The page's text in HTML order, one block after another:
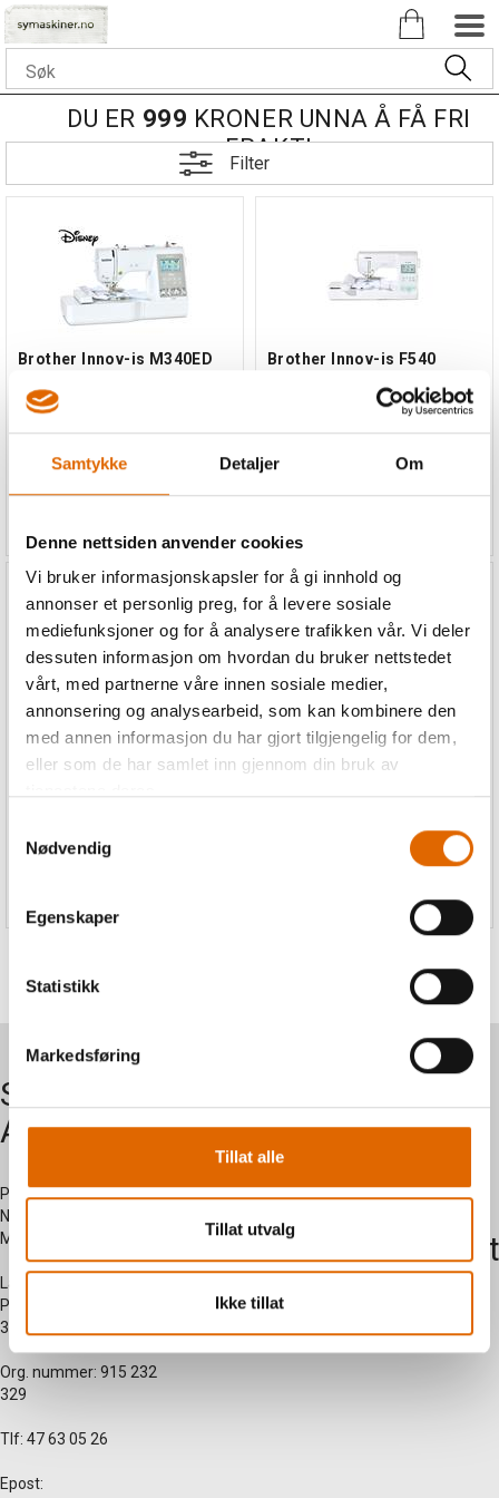
Samtykke Detaljer Om
Denne nettsiden anvender cookies
Vi bruker informasjonskapsler for å gi innhold og
annonser et personlig preg, for å levere sosiale
mediefunksjoner og for å analysere trafikken vår. Vi deler
dessuten informasjon om hvordan du bruker nettstedet
vårt, med partnerne våre innen sosiale medier,
annonsering og analysearbeid, som kan kombinere den
med annen informasjon du har gjort tilgjengelig for dem,
eller som de har samlet inn gjennom din bruk av
Nødvendig
Egenskaper
Statistikk
Markedsføring
Tillat alle
Tillat utvalg
Ikke tillat
DU ER 999 KRONER UNNA Å FÅ FRI
FRAKT!
Filter
Brother Innov-is M340ED
Broderimaskin!
Brother Innov-is F540
Brother Innov-is M340ED
Disney Broderima
Inkl. Broderiprogramvare PE-
Broderimaskin
BRODERIMASKIN.
Symaskiner
AS
Postadresse:
Nersetvegen 28 -
Myregarden - 3570 Ål
Lagerutsalg:
Prestegardsjordet 2 -
3570 Ål
Org. nummer: 915 232
329
Tlf: 47 63 05 26
Epost:
oss
side